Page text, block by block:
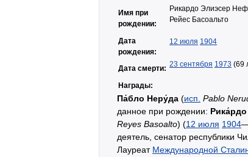
Имя при
рождении:
Рикардо Элиэсер
Рейес Басоальто
Дата
рождения:
12 июля 1904
Дата смерти: 23 сентября 1973 (69
Награды:
Па́бло Неру́да (исп. Pablo
данное при рождении:
Reyes Basoalto) (12 июля 1904
деятель, сенатор республики
Лауреат Международной